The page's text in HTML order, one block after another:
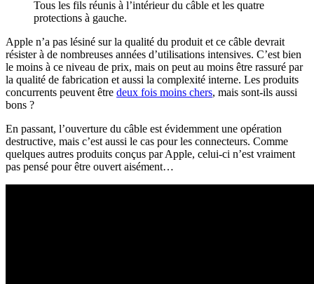
Tous les fils réunis à l’intérieur du câble et les quatre
protections à gauche.
Apple n’a pas lésiné sur la qualité du produit et ce câble devrait
résister à de nombreuses années d’utilisations intensives. C’est bien
le moins à ce niveau de prix, mais on peut au moins être rassuré par
la qualité de fabrication et aussi la complexité interne. Les produits
concurrents peuvent être deux fois moins chers, mais sont-ils aussi
bons ?
En passant, l’ouverture du câble est évidemment une opération
destructive, mais c’est aussi le cas pour les connecteurs. Comme
quelques autres produits conçus par Apple, celui-ci n’est vraiment
pas pensé pour être ouvert aisément…